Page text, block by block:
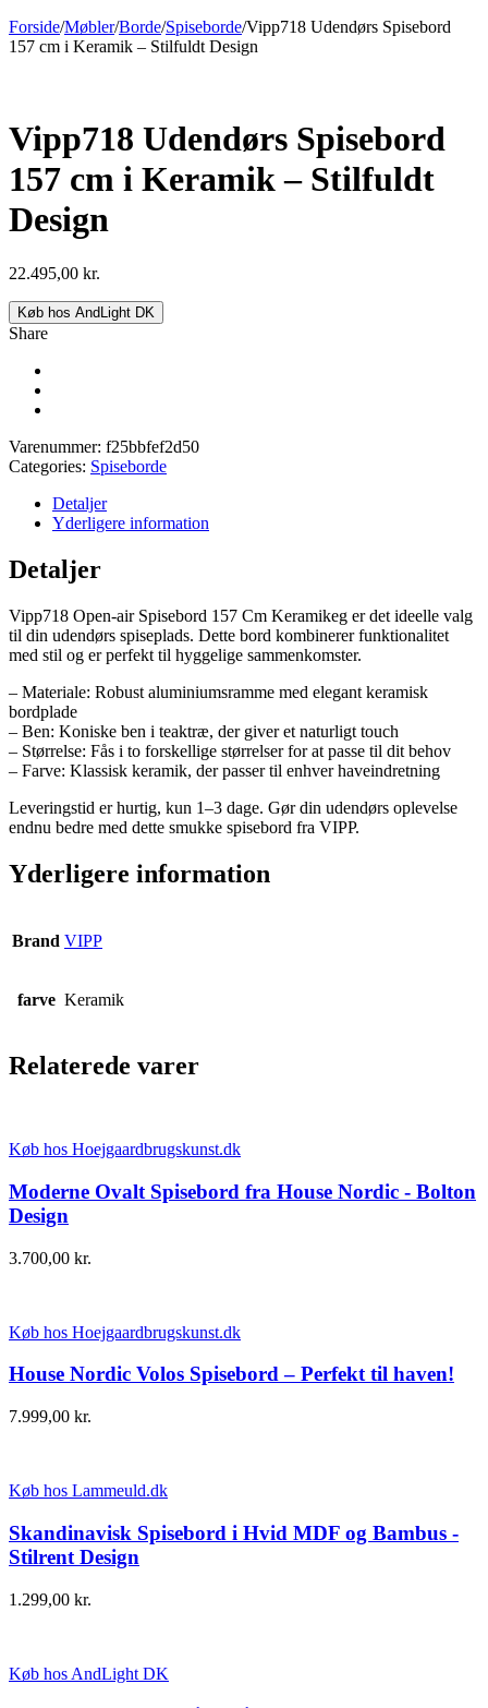
Forside/Møbler/Borde/Spiseborde/Vipp718 Udendørs Spisebord
157 cm i Keramik – Stilfuldt Design
Vipp718 Udendørs Spisebord
157 cm i Keramik – Stilfuldt
Design
22.495,00 kr.
Køb hos AndLight DK
Share
Varenummer: f25bbfef2d50
Categories: Spiseborde
Detaljer
Yderligere information
Detaljer
Vipp718 Open-air Spisebord 157 Cm Keramikeg er det ideelle valg
til din udendørs spiseplads. Dette bord kombinerer funktionalitet
med stil og er perfekt til hyggelige sammenkomster.
– Materiale: Robust aluminiumsramme med elegant keramisk
bordplade
– Ben: Koniske ben i teaktræ, der giver et naturligt touch
– Størrelse: Fås i to forskellige størrelser for at passe til dit behov
– Farve: Klassisk keramik, der passer til enhver haveindretning
Leveringstid er hurtig, kun 1–3 dage. Gør din udendørs oplevelse
endnu bedre med dette smukke spisebord fra VIPP.
Yderligere information
Brand VIPP
farve Keramik
Relaterede varer
Køb hos Hoejgaardbrugskunst.dk
Moderne Ovalt Spisebord fra House Nordic - Bolton
Design
3.700,00 kr.
Køb hos Hoejgaardbrugskunst.dk
House Nordic Volos Spisebord – Perfekt til haven!
7.999,00 kr.
Køb hos Lammeuld.dk
Skandinavisk Spisebord i Hvid MDF og Bambus -
Stilrent Design
1.299,00 kr.
Køb hos AndLight DK